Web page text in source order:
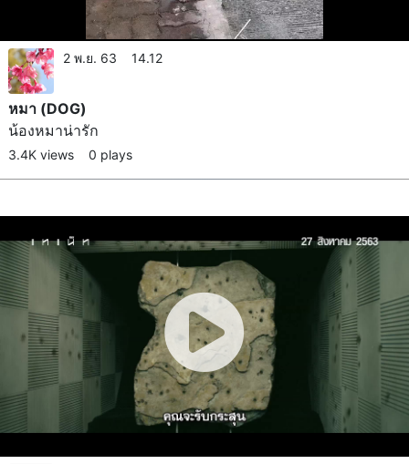
2 พ.ย. 63 14.12
หมา (DOG)
น้องหมาน่ารัก
3.4K views 0 plays